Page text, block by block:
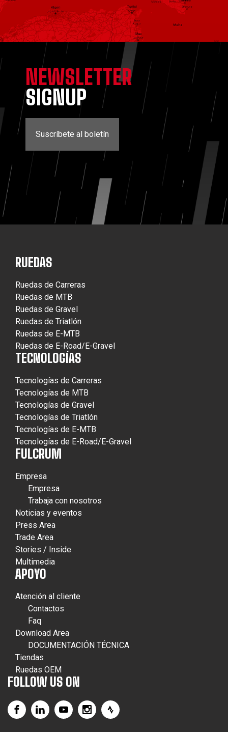
NEWSLETTER
SIGNUP
Suscríbete al boletín
RUEDAS
Ruedas de Carreras
Ruedas de MTB
Ruedas de Gravel
Ruedas de Triatlón
Ruedas de E-MTB
Ruedas de E-Road/E-Gravel
TECNOLOGÍAS
Tecnologías de Carreras
Tecnologías de MTB
Tecnologías de Gravel
Tecnologías de Triatlón
Tecnologías de E-MTB
Tecnologías de E-Road/E-Gravel
FULCRUM
Empresa
Empresa
Trabaja con nosotros
Noticias y eventos
Press Area
Trade Area
Stories / Inside
Multimedia
APOYO
Atención al cliente
Contactos
Faq
Download Area
DOCUMENTACIÓN TÉCNICA
Tiendas
Ruedas OEM
FOLLOW US ON